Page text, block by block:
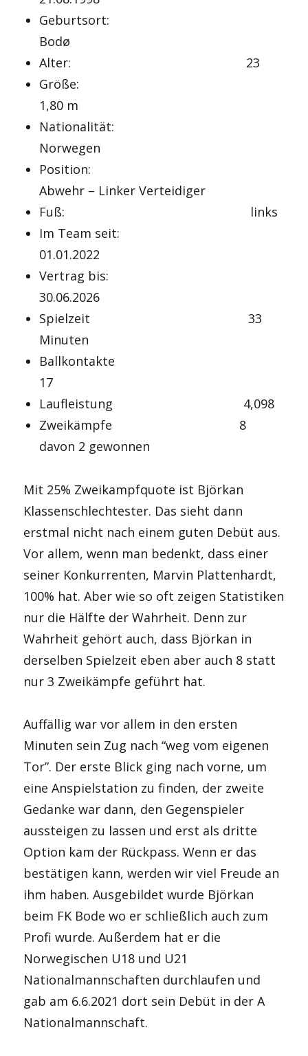
Geburtsort:
Bodø
Alter: 23
Größe:
1,80 m
Nationalität:
Norwegen
Position:
Abwehr – Linker Verteidiger
Fuß: links
Im Team seit:
01.01.2022
Vertrag bis:
30.06.2026
Spielzeit 33
Minuten
Ballkontakte
17
Laufleistung 4,098
Zweikämpfe 8
davon 2 gewonnen
Mit 25% Zweikampfquote ist Björkan
Klassenschlechtester. Das sieht dann
erstmal nicht nach einem guten Debüt aus.
Vor allem, wenn man bedenkt, dass einer
seiner Konkurrenten, Marvin Plattenhardt,
100% hat. Aber wie so oft zeigen Statistiken
nur die Hälfte der Wahrheit. Denn zur
Wahrheit gehört auch, dass Björkan in
derselben Spielzeit eben aber auch 8 statt
nur 3 Zweikämpfe geführt hat.
Auffällig war vor allem in den ersten
Minuten sein Zug nach “weg vom eigenen
Tor”. Der erste Blick ging nach vorne, um
eine Anspielstation zu finden, der zweite
Gedanke war dann, den Gegenspieler
aussteigen zu lassen und erst als dritte
Option kam der Rückpass. Wenn er das
bestätigen kann, werden wir viel Freude an
ihm haben. Ausgebildet wurde Björkan
beim FK Bode wo er schließlich auch zum
Profi wurde. Außerdem hat er die
Norwegischen U18 und U21
Nationalmannschaften durchlaufen und
gab am 6.6.2021 dort sein Debüt in der A
Nationalmannschaft.